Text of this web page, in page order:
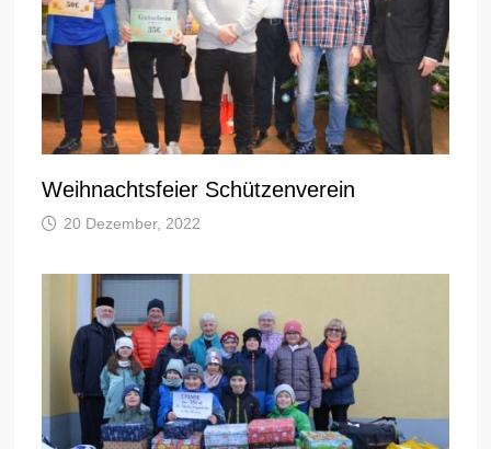
Weihnachtsfeier Schützenverein
20 Dezember, 2022